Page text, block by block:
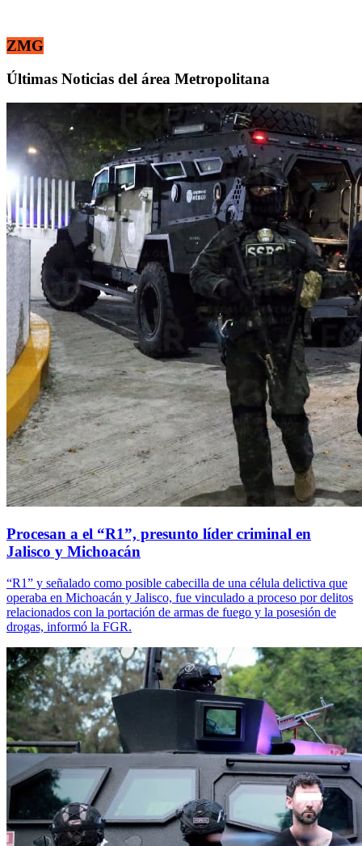
ZMG
Últimas Noticias del área Metropolitana
Procesan a el “R1”, presunto líder criminal en
Jalisco y Michoacán
“R1” y señalado como posible cabecilla de una célula delictiva que
operaba en Michoacán y Jalisco, fue vinculado a proceso por delitos
relacionados con la portación de armas de fuego y la posesión de
drogas, informó la FGR.